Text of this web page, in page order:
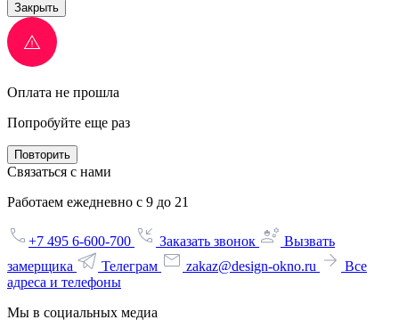
Закрыть
Оплата не прошла
Попробуйте еще раз
Повторить
Связаться с нами
Работаем ежедневно с 9 до 21
+7 495 6-600-700 Заказать звонок
Вызвать
замерщика
Телеграм zakaz@design-okno.ru
Все
адреса и телефоны
Мы в социальных медиа